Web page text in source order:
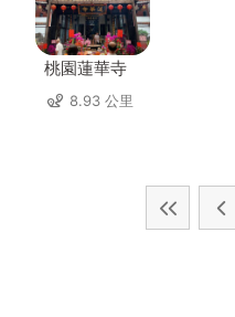
桃園蓮華寺
8.93 公里